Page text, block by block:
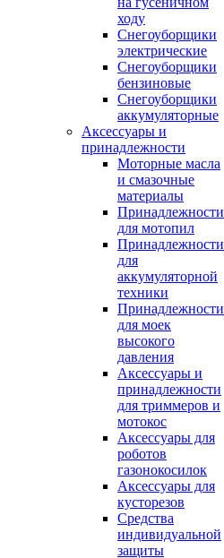
ходу
Снегоуборщики
электрические
Снегоуборщики
бензиновые
Снегоуборщики
аккумуляторные
Аксессуары и
принадлежности
Моторные масла
и смазочные
материалы
Принадлежности
для мотопил
Принадлежности
для
аккумуляторной
техники
Принадлежности
для моек
высокого
давления
Аксессуары и
принадлежности
для триммеров и
мотокос
Аксессуары для
роботов
газонокосилок
Аксессуары для
кусторезов
Средства
индивидуальной
защиты